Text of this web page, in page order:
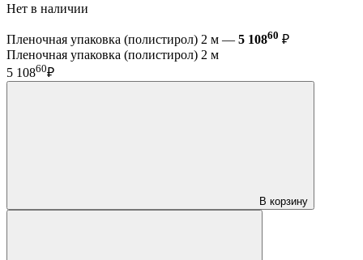
Нет в наличии
Пленочная упаковка (полистирол) 2 м — 5 10860 ₽
Пленочная упаковка (полистирол) 2 м
5 10860₽
В корзину